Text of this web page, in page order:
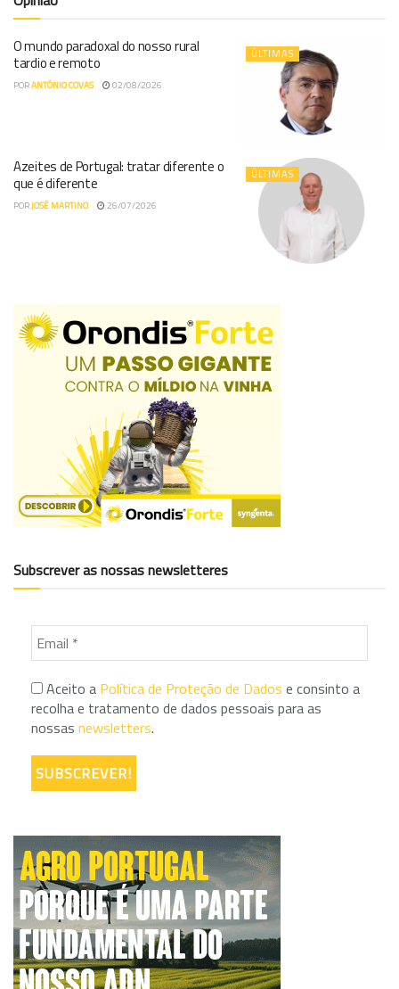
ÚLTIMAS
O mundo paradoxal do nosso rural
tardio e remoto
PORANTÓNIO COVAS 02/08/2026
ÚLTIMAS
Azeites de Portugal: tratar diferente o
que é diferente
PORJOSÉ MARTINO 26/07/2026
Subscrever as nossas newsletteres
Aceito a Política de Proteção de Dados e consinto a
recolha e tratamento de dados pessoais para as
nossas newsletters.